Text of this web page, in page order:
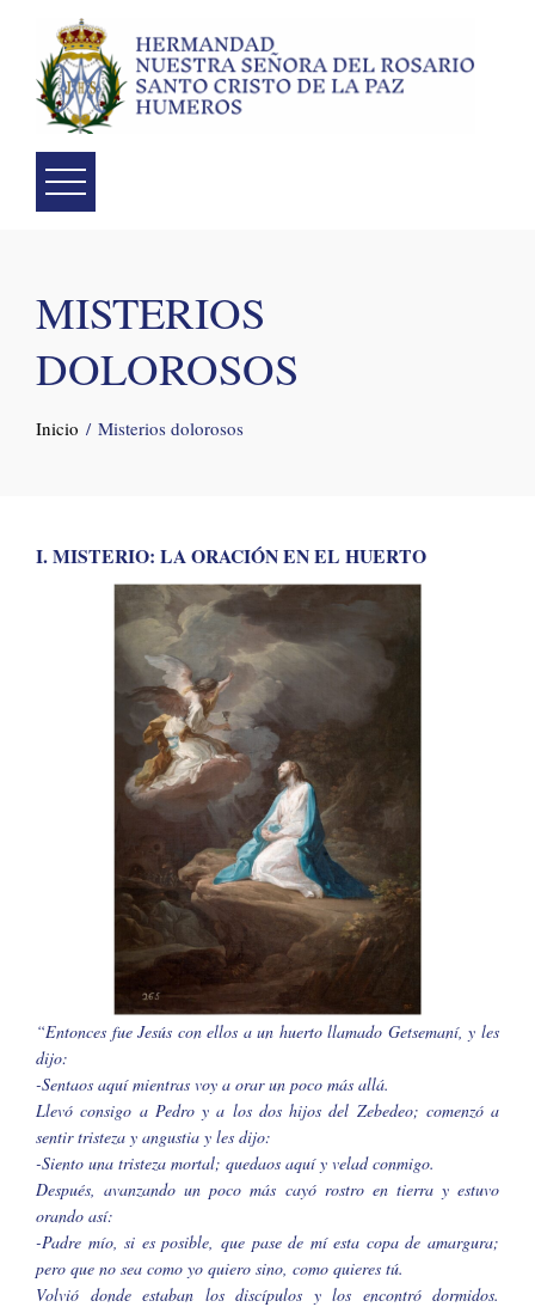
content
MISTERIOS
DOLOROSOS
Inicio Misterios dolorosos
I. MISTERIO: LA ORACIÓN EN EL HUERTO
“Entonces fue Jesús con ellos a un huerto llamado Getsemaní, y les
dijo:
-Sentaos aquí mientras voy a orar un poco más allá.
Llevó consigo a Pedro y a los dos hijos del Zebedeo; comenzó a
sentir tristeza y angustia y les dijo:
-Siento una tristeza mortal; quedaos aquí y velad conmigo.
Después, avanzando un poco más cayó rostro en tierra y estuvo
orando así:
-Padre mío, si es posible, que pase de mí esta copa de amargura;
pero que no sea como yo quiero sino, como quieres tú.
Volvió donde estaban los discípulos y los encontró dormidos.